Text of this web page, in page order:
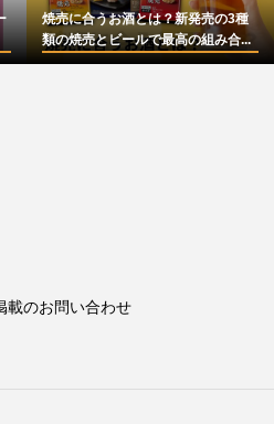
焼売に合うお酒とは？新発売の3種
類の焼売とビールで最高の組み合...
載のお問い合わせ